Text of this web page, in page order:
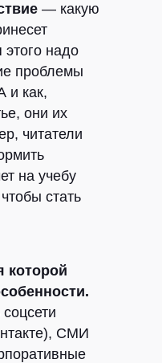
— какую
этого надо
проблемы
и как,
они их
читатели
на учебу
стать
которой
СМИ